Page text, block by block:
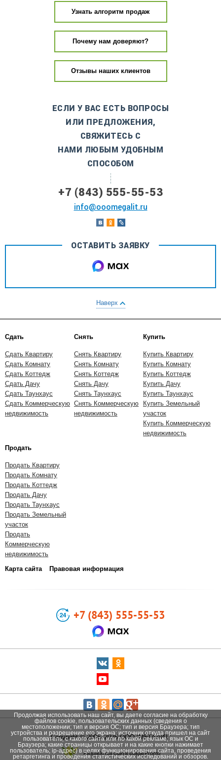
Узнать алгоритм продаж
Почему нам доверяют?
Отзывы наших клиентов
ЕСЛИ У ВАС ЕСТЬ ВОПРОСЫ
ИЛИ ПРЕДЛОЖЕНИЯ,
СВЯЖИТЕСЬ С
НАМИ ЛЮБЫМ УДОБНЫМ
СПОСОБОМ
+7 (843) 555-55-53
info@ooomegalit.ru
ОСТАВИТЬ ЗАЯВКУ
Наверх
Сдать
Сдать Квартиру
Сдать Комнату
Сдать Коттедж
Сдать Дачу
Сдать Таунхаус
Сдать Коммерческую
недвижимость
Снять
Снять Квартиру
Снять Комнату
Снять Коттедж
Снять Дачу
Снять Таунхаус
Снять Коммерческую
недвижимость
Купить
Купить Квартиру
Купить Комнату
Купить Коттедж
Купить Дачу
Купить Таунхаус
Купить Земельный
участок
Купить Коммерческую
недвижимость
Продать
Продать Квартиру
Продать Комнату
Продать Коттедж
Продать Дачу
Продать Таунхаус
Продать Земельный
участок
Продать
Коммерческую
недвижимость
Карта сайта
Правовая информация
+7 (843) 555-55-53
Copyright © 2006–2026 ООО “МЕГАЛИТ”
Разработка сайта BulgarPromo
Продолжая использовать наш сайт, вы даете согласие на обработку
файлов cookie, пользовательских данных (сведения о
местоположении; тип и версия ОС; тип и версия Браузера; тип
устройства и разрешение его экрана; источник откуда пришел на сайт
пользователь; с какого сайта или по какой рекламе; язык ОС и
Браузера; какие страницы открывает и на какие кнопки нажимает
пользователь; ip-адрес) в целях функционирования сайта, проведения
ретаргетинга и проведения статистических исследований и обзоров.